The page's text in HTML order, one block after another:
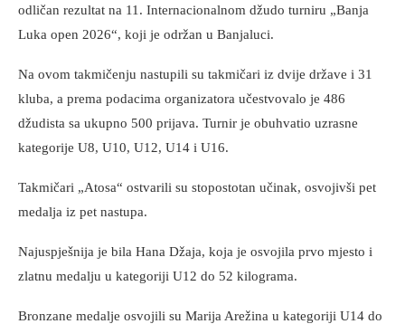
odličan rezultat na 11. Internacionalnom džudo turniru „Banja
Luka open 2026“, koji je održan u Banjaluci.
Na ovom takmičenju nastupili su takmičari iz dvije države i 31
kluba, a prema podacima organizatora učestvovalo je 486
džudista sa ukupno 500 prijava. Turnir je obuhvatio uzrasne
kategorije U8, U10, U12, U14 i U16.
Takmičari „Atosa“ ostvarili su stopostotan učinak, osvojivši pet
medalja iz pet nastupa.
Najuspješnija je bila Hana Džaja, koja je osvojila prvo mjesto i
zlatnu medalju u kategoriji U12 do 52 kilograma.
Bronzane medalje osvojili su Marija Arežina u kategoriji U14 do